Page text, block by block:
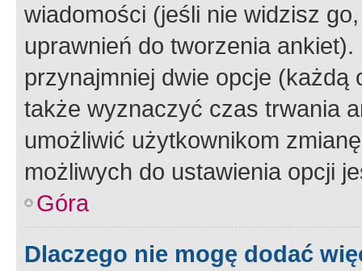
wiadomości (jeśli nie widzisz
uprawnień do tworzenia
przynajmniej dwie opcje
także wyznaczyć czas trwania
umożliwić użytkownikom
możliwych do ustawienia opcji
Góra
Dlaczego nie mogę dodać